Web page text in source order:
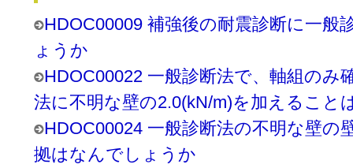
HDOC00009 補強後の耐震診断に一般
ょうか
HDOC00022 一般診断法で、軸組のみ
法に不明な壁の2.0(kN/m)を加えること
HDOC00024 一般診断法の不明な壁の
拠はなんでしょうか